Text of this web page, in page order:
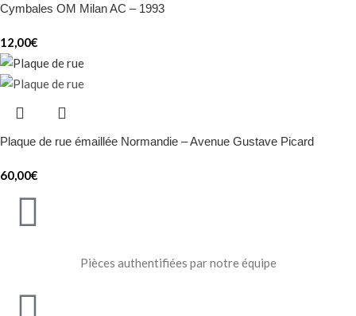
Cymbales OM Milan AC – 1993
12,00€
Plaque de rue émaillée Normandie – Avenue Gustave Picard
60,00€
Pièces authentifiées par notre équipe